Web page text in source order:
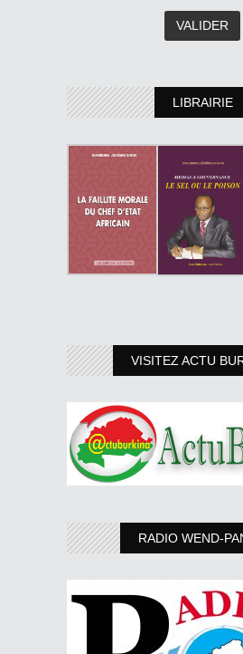
LIBRAIRIE
VISITEZ ACTU
RADIO WEND-